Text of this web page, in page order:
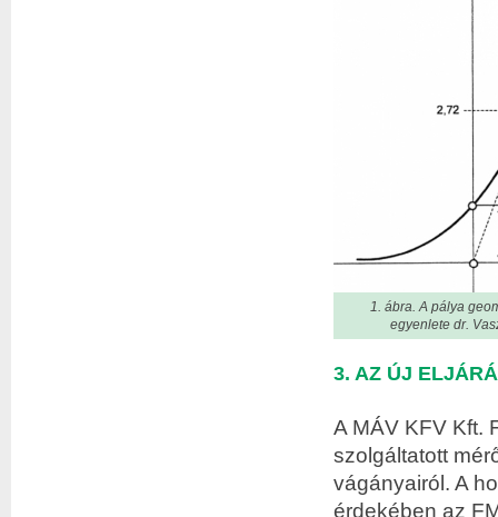
1. ábra. A pálya
egyenlete dr.
3. AZ ÚJ
A MÁV KFV Kft.
szolgáltatott
vágányairól. A
érdekében az